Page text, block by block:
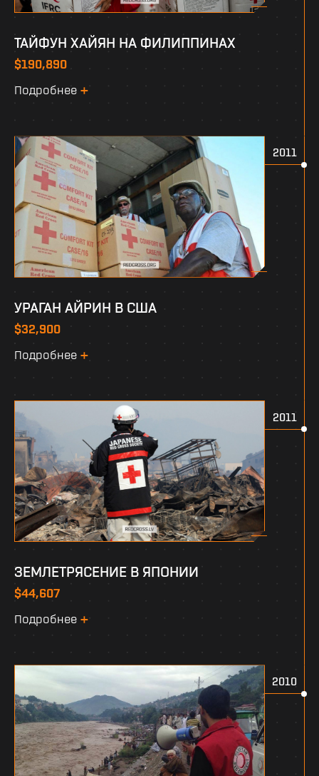
ТАЙФУН ХАЙЯН НА ФИЛИППИНАХ
$190,890
Подробнее
2011
УРАГАН АЙРИН В США
$32,900
Подробнее
2011
ЗЕМЛЕТРЯСЕНИЕ В ЯПОНИИ
$44,607
Подробнее
2010